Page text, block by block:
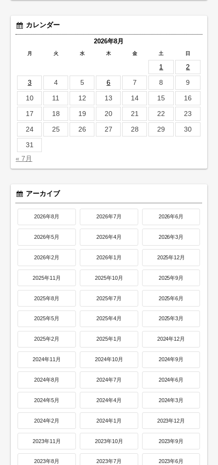
カレンダー
2026年8月
月 火 水 木 金 土 日
1
2
3
4 5 6 7 8
9
10
11 12 13 14 15
16
17
18 19 20 21 22
23
24
25 26 27 28 29
30
31
« 7月
アーカイブ
2026年8月 2026年7月 2026年6月
2026年5月 2026年4月 2026年3月
2026年2月 2026年1月 2025年12月
2025年11月 2025年10月 2025年9月
2025年8月 2025年7月 2025年6月
2025年5月 2025年4月 2025年3月
2025年2月 2025年1月 2024年12月
2024年11月 2024年10月 2024年9月
2024年8月 2024年7月 2024年6月
2024年5月 2024年4月 2024年3月
2024年2月 2024年1月 2023年12月
2023年11月 2023年10月 2023年9月
2023年8月 2023年7月 2023年6月